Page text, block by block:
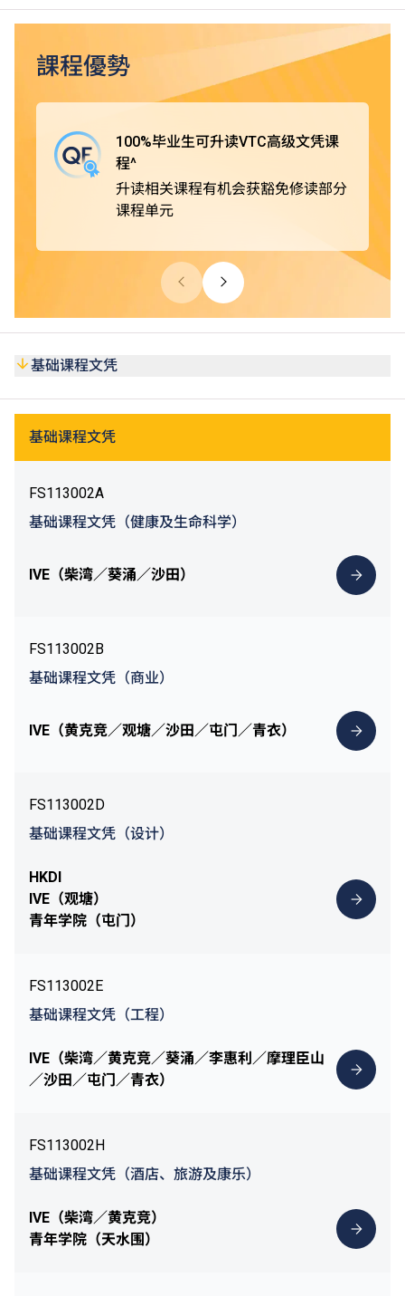
基础课程文凭一般修读期为一年，设计强调专业及通用技能
毕业生可直升VTC高级文凭课程，并有机会获豁免修读部分
课程单元。
此外，基础课程文凭获公务员事务局认可，在公务员聘任上
被视为等同具备香港中学文凭考试（HKDSE）五科（包括
中国语文和英国语文科目）第2级成绩。同学亦可考虑修读
选修单元「基础数学（三）」，以申请需具备等同HKDSE
职位。课程亦获多个专业团体认可，同学在达到个别课程的
要求后，可申请成为业界学会会员或获授予专业证书。
課程優勢
100%毕业生可升读VTC高级文凭课
程^
升读相关课程有机会获豁免修读部分
课程单元
基础课程文凭
基础课程文凭
FS113002A
基础课程文凭（健康及生命科学）
IVE（柴湾／葵涌／沙田）
FS113002B
基础课程文凭（商业）
IVE（黄克竞／观塘／沙田／屯门／青衣）
FS113002D
基础课程文凭（设计）
HKDI
IVE（观塘）
青年学院（屯门）
FS113002E
基础课程文凭（工程）
IVE（柴湾／黄克竞／葵涌／李惠利／摩理臣山
／沙田／屯门／青衣）
FS113002H
基础课程文凭（酒店、旅游及康乐）
IVE（柴湾／黄克竞）
青年学院（天水围）